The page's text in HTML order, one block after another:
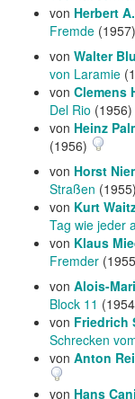
von Herbert
Fremde (1957)
von Walter
von Laramie
von Clemens
Del Rio (1956)
von Heinz
(1956)
von Horst
Straßen (1955)
von Kurt
Tag wie jeder
von Klaus
Fremder
von Alois-
Block 11
von Friedrich
Schrecken
von Anton
von Hans